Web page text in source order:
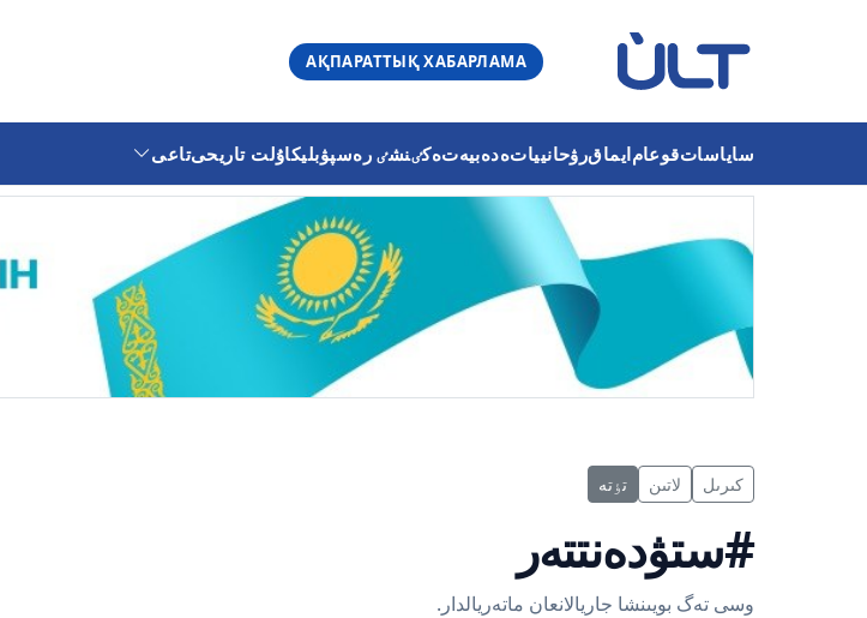
АҚПАРАТТЫҚ ХАБАРЛАМА
ساياساتقوعامايماقرۋحانيياتەدەبيەتەكٸنشٸ رەسپۋبليكاۇلت تاريحىتاعى
كىرىل لاتىن تٶتە
#ستۋدەنتتەر
وسى تەگ بويىنشا جاريالانعان ماتەريالدار.